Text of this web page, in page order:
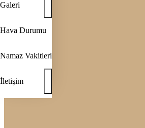
Galeri
Hava Durumu
Namaz Vakitleri
İletişim